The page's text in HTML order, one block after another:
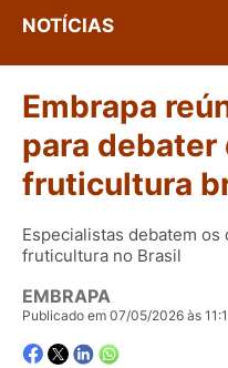
NOTÍCIAS
Embrapa
para debater
fruticultura
Especialistas debatem
fruticultura no Brasil
EMBRAPA
Publicado em 07/05/2026 às